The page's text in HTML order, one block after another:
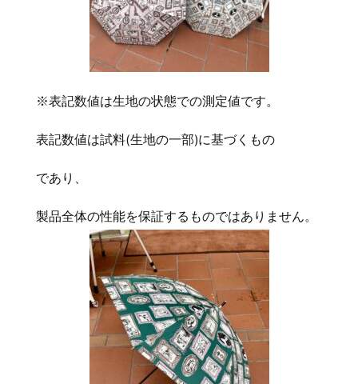
※表記数値は生地の状態での測定値です。
表記数値は試料(生地の一部)に基づくもの
であり、
製品全体の性能を保証するものではありません。